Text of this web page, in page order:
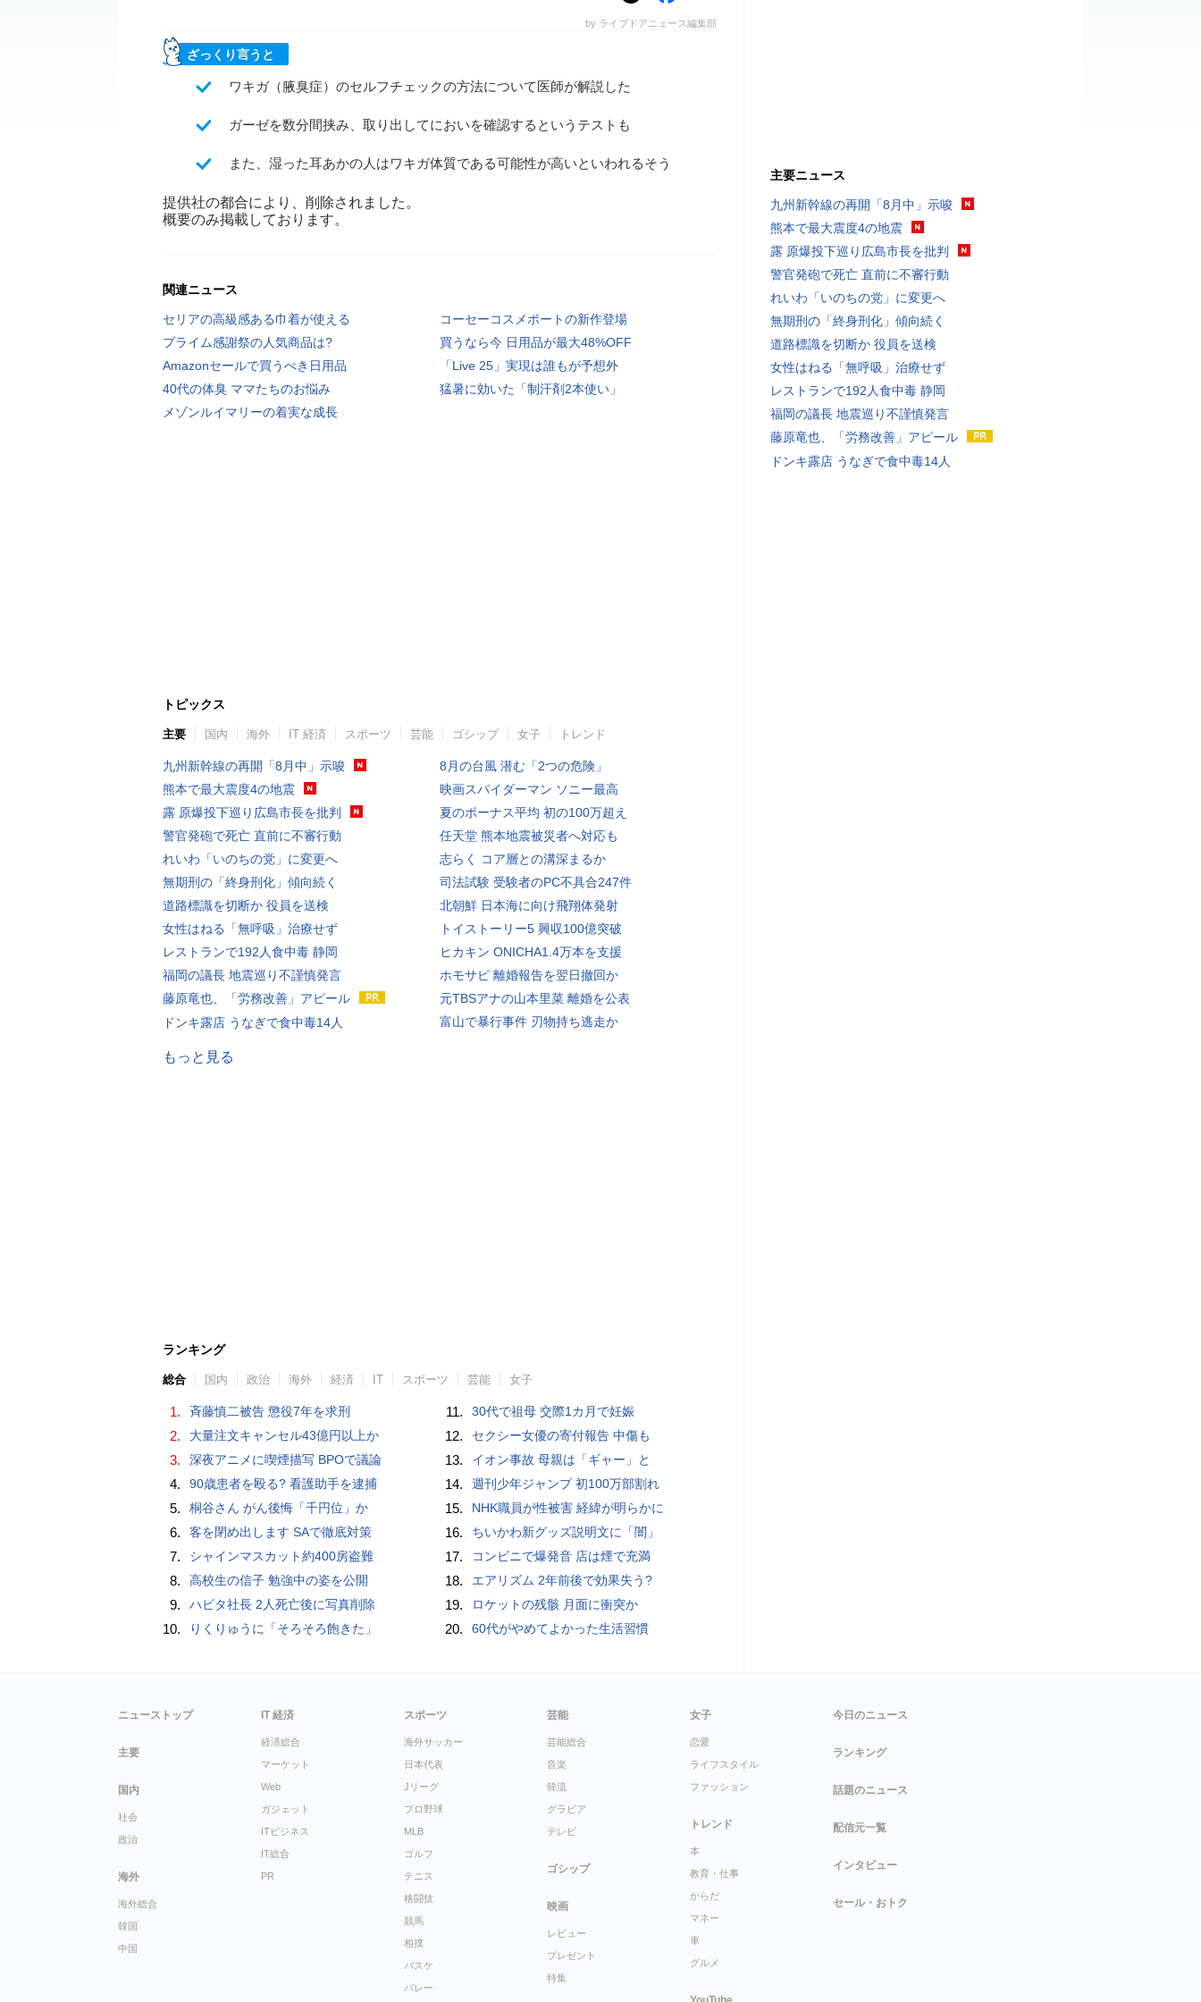
by ライブドアニュース編集部
ざっくり言うと
ワキガ（腋臭症）のセルフチェックの方法について医師が解説した
ガーゼを数分間挟み、取り出してにおいを確認するというテストも
また、湿った耳あかの人はワキガ体質である可能性が高いといわれるそう
提供社の都合により、削除されました。
概要のみ掲載しております。
関連ニュース
セリアの高級感ある巾着が使える
コーセーコスメポートの新作登場
プライム感謝祭の人気商品は?
買うなら今 日用品が最大48%OFF
Amazonセールで買うべき日用品
「Live 25」実現は誰もが予想外
40代の体臭 ママたちのお悩み
猛暑に効いた「制汗剤2本使い」
メゾンルイマリーの着実な成長
トピックス
主要 国内 海外 IT 経済 スポーツ 芸能 ゴシップ 女子 トレンド
九州新幹線の再開「8月中」示唆
熊本で最大震度4の地震
露 原爆投下巡り広島市長を批判
警官発砲で死亡 直前に不審行動
れいわ「いのちの党」に変更へ
無期刑の「終身刑化」傾向続く
道路標識を切断か 役員を送検
女性はねる「無呼吸」治療せず
レストランで192人食中毒 静岡
福岡の議長 地震巡り不謹慎発言
藤原竜也、「労務改善」アピール
ドンキ露店 うなぎで食中毒14人
8月の台風 潜む「2つの危険」
映画スパイダーマン ソニー最高
夏のボーナス平均 初の100万超え
任天堂 熊本地震被災者へ対応も
志らく コア層との溝深まるか
司法試験 受験者のPC不具合247件
北朝鮮 日本海に向け飛翔体発射
トイストーリー5 興収100億突破
ヒカキン ONICHA1.4万本を支援
ホモサピ 離婚報告を翌日撤回か
元TBSアナの山本里菜 離婚を公表
富山で暴行事件 刃物持ち逃走か
もっと見る
ランキング
総合 国内 政治 海外 経済 IT スポーツ 芸能 女子
1. 斉藤慎二被告 懲役7年を求刑
2. 大量注文キャンセル43億円以上か
3. 深夜アニメに喫煙描写 BPOで議論
4. 90歳患者を殴る? 看護助手を逮捕
5. 桐谷さん がん後悔「千円位」か
6. 客を閉め出します SAで徹底対策
7. シャインマスカット約400房盗難
8. 高校生の信子 勉強中の姿を公開
9. ハビタ社長 2人死亡後に写真削除
10. りくりゅうに「そろそろ飽きた」
11. 30代で祖母 交際1カ月で妊娠
12. セクシー女優の寄付報告 中傷も
13. イオン事故 母親は「ギャー」と
14. 週刊少年ジャンプ 初100万部割れ
15. NHK職員が性被害 経緯が明らかに
16. ちいかわ新グッズ説明文に「闇」
17. コンビニで爆発音 店は煙で充満
18. エアリズム 2年前後で効果失う?
19. ロケットの残骸 月面に衝突か
20. 60代がやめてよかった生活習慣
主要ニュース
九州新幹線の再開「8月中」示唆
熊本で最大震度4の地震
露 原爆投下巡り広島市長を批判
警官発砲で死亡 直前に不審行動
れいわ「いのちの党」に変更へ
無期刑の「終身刑化」傾向続く
道路標識を切断か 役員を送検
女性はねる「無呼吸」治療せず
レストランで192人食中毒 静岡
福岡の議長 地震巡り不謹慎発言
藤原竜也、「労務改善」アピール
ドンキ露店 うなぎで食中毒14人
ニューストップ
主要
国内
社会
政治
海外
海外総合
韓国
中国
IT 経済
経済総合
マーケット
Web
ガジェット
ITビジネス
IT総合
PR
スポーツ
海外サッカー
日本代表
Jリーグ
プロ野球
MLB
ゴルフ
テニス
格闘技
競馬
相撲
バスケ
バレー
芸能
芸能総合
音楽
韓流
グラビア
テレビ
ゴシップ
映画
レビュー
プレゼント
特集
女子
恋愛
ライフスタイル
ファッション
トレンド
本
教育・仕事
からだ
マネー
車
グルメ
今日のニュース
ランキング
話題のニュース
配信元一覧
インタビュー
セール・おトク